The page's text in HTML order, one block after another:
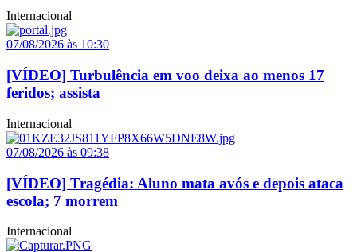
Internacional
07/08/2026 às 10:30
[VÍDEO] Turbulência em voo deixa ao menos 17
feridos; assista
Internacional
07/08/2026 às 09:38
[VÍDEO] Tragédia: Aluno mata avós e depois ataca
escola; 7 morrem
Internacional